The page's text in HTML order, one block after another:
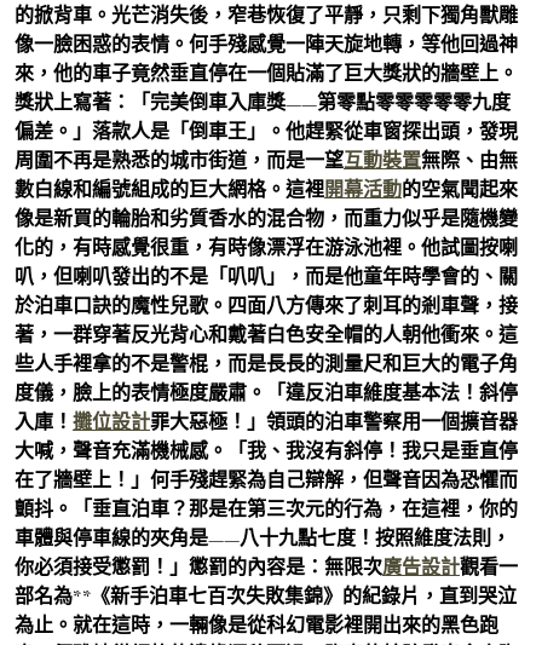
的掀背車。光芒消失後，窄巷恢復了平靜，只剩下獨角獸雕
像一臉困惑的表情。何手殘感覺一陣天旋地轉，等他回過神
來，他的車子竟然垂直停在一個貼滿了巨大獎狀的牆壁上。
獎狀上寫著：「完美倒車入庫獎——第零點零零零零零九度
偏差。」落款人是「倒車王」。他趕緊從車窗探出頭，發現
周圍不再是熟悉的城市街道，而是一望互動裝置無際、由無
數白線和編號組成的巨大網格。這裡開幕活動的空氣聞起來
像是新買的輪胎和劣質香水的混合物，而重力似乎是隨機變
化的，有時感覺很重，有時像漂浮在游泳池裡。他試圖按喇
叭，但喇叭發出的不是「叭叭」，而是他童年時學會的、關
於泊車口訣的魔性兒歌。四面八方傳來了刺耳的剎車聲，接
著，一群穿著反光背心和戴著白色安全帽的人朝他衝來。這
些人手裡拿的不是警棍，而是長長的測量尺和巨大的電子角
度儀，臉上的表情極度嚴肅。「違反泊車維度基本法！斜停
入庫！ 攤位設計罪大惡極！」領頭的泊車警察用一個擴音器
大喊，聲音充滿機械感。「我、我沒有斜停！我只是垂直停
在了牆壁上！」何手殘趕緊為自己辯解，但聲音因為恐懼而
顫抖。「垂直泊車？那是在第三次元的行為，在這裡，你的
車體與停車線的夾角是——八十九點七度！按照維度法則，
你必須接受懲罰！」懲罰的內容是：無限次廣告設計觀看一
部名為**《新手泊車七百次失敗集錦》的紀錄片，直到哭泣
為止。就在這時，一輛像是從科幻電影裡開出來的黑色跑